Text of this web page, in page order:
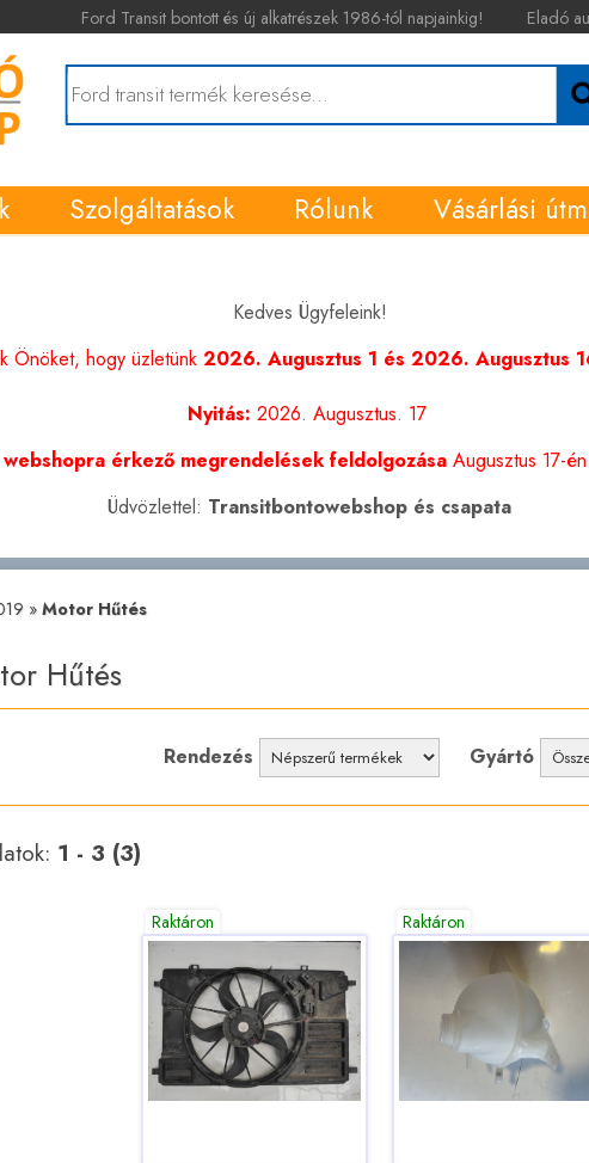
Ford Transit bontott és új alkatrészek 1986-tól napjainkig! Eladó
Szolgáltatások Rólunk Vásárlási
Kedves Ügyfeleink!
Önöket, hogy üzletünk 2026. Augusztus 1 és 2026. Augusztus
Nyitás: 2026. Augusztus. 17
webshopra érkező megrendelések feldolgozásaAugusztus 17-
Üdvözlettel: Transitbontowebshop és csapata
» Motor Hűtés
Hűtés
Rendezés Gyártó
1 - 3 (3)
Raktáron Raktáron